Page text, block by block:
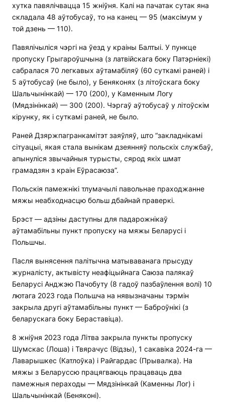
хутка павялічвацца 15 жніўня. Калі на пачатак сутак яна
складала 48 аўтобусаў, то на канец — 95 (максімум у
той дзень — 110).
Павялічыліся чэргі на ўезд у краіны Балтыі. У пункце
пропуску Грыгароўшчына (з латвійскага боку Патэрніекі)
сабралася 70 легкавых аўтамабіляў (60 суткамі раней) і
5 аўтобусаў (не было), у Беняконях (з літоўскага боку
Шальчынінкай) — 170 (200), у Каменным Логу
(Мядзінінкай) — 300 (200). Чэргаў аўтобусаў у літоўскім
кірунку, як і суткамі раней, не было.
Раней Дзяржпагранкамітэт заяўляў, што “закладнікамі
сітуацыі, якая стала вынікам дзеянняў польскіх службаў,
апынуліся звычайныя турысты, сярод якіх шмат
грамадзян з краін Еўрасаюза”.
Польскія памежнікі тлумачылі павольнае праходжанне
мяжы неабходнасцю больш дбайнай праверкі.
Брэст — адзіны даступны для падарожнікаў
аўтамабільны пункт пропуску на мяжы Беларусі і
Польшчы.
Пасля вынясення палітычна матываванага прысуду
журналісту, актывісту неафіцыйнага Саюза палякаў
Беларусі Анджэю Пачобуту (8 гадоў пазбаўлення волі) 10
лютага 2023 года Польшча на нявызначаны тэрмін
закрыла другі аўтамабільны пункт — Баброўнікі (з
беларускага боку Бераставіца).
8 жніўня 2023 года Літва закрыла пункты пропуску
Шумскас (Лоша) і Твярачус (Відзы), 1 сакавіка 2024-га —
Лаварышкес (Катлоўка) і Райгардас (Прывалка). На
мяжы з Беларуссю працягваюць працаваць два
памежныя пераходы — Мядзінінкай (Каменны Лог) і
Шальчынінкай (Беняконі).